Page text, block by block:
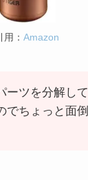
用： Amazon
ーツを分解して
でちょっと面倒